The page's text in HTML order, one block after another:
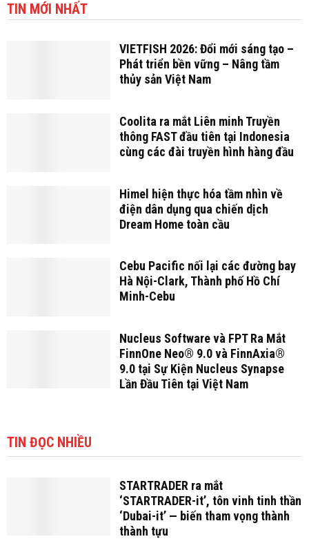
TIN MỚI NHẤT
VIETFISH 2026: Đổi mới sáng tạo –
Phát triển bền vững – Nâng tầm
thủy sản Việt Nam
Coolita ra mắt Liên minh Truyền
thông FAST đầu tiên tại Indonesia
cùng các đài truyền hình hàng đầu
Himel hiện thực hóa tầm nhìn về
điện dân dụng qua chiến dịch
Dream Home toàn cầu
Cebu Pacific nối lại các đường bay
Hà Nội-Clark, Thành phố Hồ Chí
Minh-Cebu
Nucleus Software và FPT Ra Mắt
FinnOne Neo® 9.0 và FinnAxia®
9.0 tại Sự Kiện Nucleus Synapse
Lần Đầu Tiên tại Việt Nam
TIN ĐỌC NHIỀU
STARTRADER ra mắt
‘STARTRADER-it’, tôn vinh tinh thần
‘Dubai-it’ — biến tham vọng thành
thành tựu